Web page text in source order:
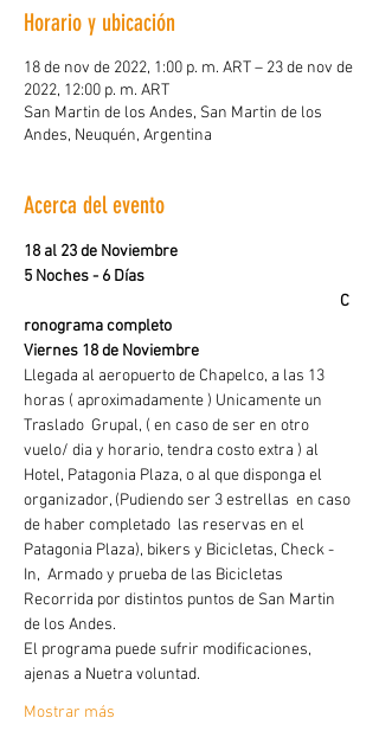
Horario y ubicación
18 de nov de 2022, 1:00 p. m. ART – 23 de nov de
2022, 12:00 p. m. ART
San Martin de los Andes, San Martin de los
Andes, Neuquén, Argentina
Acerca del evento
18 al 23 de Noviembre
5 Noches - 6 Días
C
ronograma completo
Viernes 18 de Noviembre
Llegada al aeropuerto de Chapelco, a las 13
horas ( aproximadamente ) Unicamente un
Traslado  Grupal, ( en caso de ser en otro
vuelo/ dia y horario, tendra costo extra ) al
Hotel, Patagonia Plaza, o al que disponga el
organizador, (Pudiendo ser 3 estrellas  en caso
de haber completado  las reservas en el
Patagonia Plaza), bikers y Bicicletas, Check -
In,  Armado y prueba de las Bicicletas
Recorrida por distintos puntos de San Martin
de los Andes.
El programa puede sufrir modificaciones,
ajenas a Nuetra voluntad.
Mostrar más